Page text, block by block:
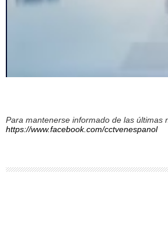
Para mantenerse informado de las últimas
https://www.facebook.com/cctvenespanol